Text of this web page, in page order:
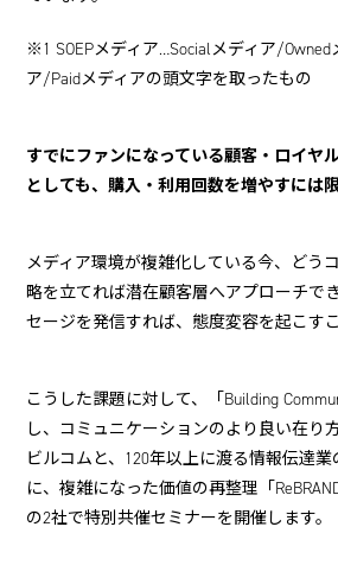
※1 SOEPメディア…Socialメディア/Owned
ア/Paidメディアの頭文字を取ったもの
すでにファンになっている顧客・ロイヤ
としても、購入・利用回数を増やすには
メディア環境が複雑化している今、どう
略を立てれば潜在顧客層へアプローチで
セージを発信すれば、態度変容を起こす
こうした課題に対して、「Building
し、コミュニケーションのより良い在り
ビルコムと、120年以上に渡る情報伝達
に、複雑になった価値の再整理「
の2社で特別共催セミナーを開催します。